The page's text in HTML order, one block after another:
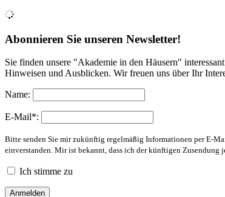
Abonnieren Sie unseren Newsletter!
Sie finden unsere "Akademie in den Häusern"
Hinweisen und Ausblicken. Wir freuen uns über Ihr
Name:
E-Mail*:
Bitte senden Sie mir zukünftig regelmäßig Informationen per E-
einverstanden. Mir ist bekannt, dass ich der künftigen
Ich stimme zu